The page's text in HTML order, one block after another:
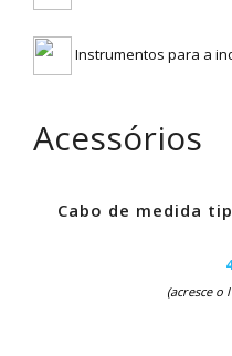
Instrumentos para a
Acessórios
Cabo de medida
(acresce o